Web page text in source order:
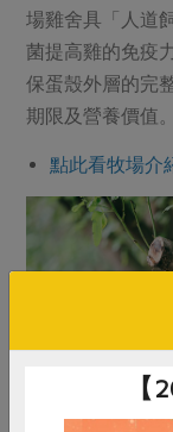
場雞舍具「人道
菌提高雞的免疫
保蛋殼外層的完
期限及營養價值。
點此看牧場介
【